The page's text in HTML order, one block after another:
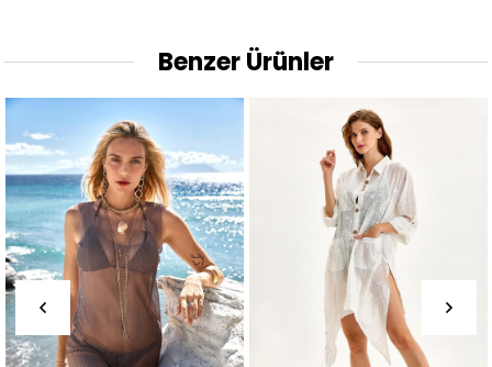
Benzer Ürünler